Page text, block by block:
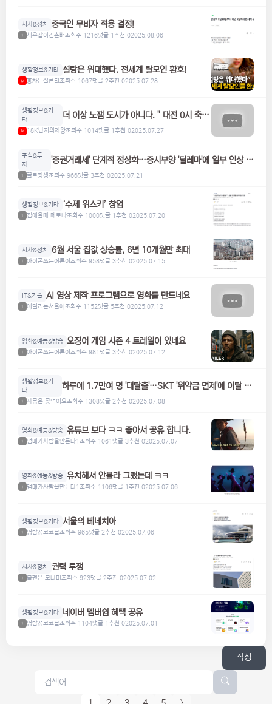
시사&정치 중국인 무비자 적용 결정!
1 새우잡이김춘배조회수 1216댓글 1추천 02025.08.06
생활정보&기타 설탕은 위대했다. 전세계 탈모인 환호!
M 홍차는실론티조회수 1067댓글 2추천 02025.07.28
생활정보&기
타
더 이상 노잼 도시가 아니다. " 대전 0시 축
M 18K반지의제왕조회수 1014댓글 1추천 02025.07.27
주식&투
자
'증권거래세' 단계적 정상화…증시부양 '딜레마'에 일부 인상 검
1 꿀로장생조회수 966댓글 3추천 02025.07.21
생활정보&기타 ‘수제 위스키’ 창업
1 집에올때 메로나조회수 1000댓글 1추천 02025.07.20
시사&정치 6월 서울 집값 상승률, 6년 10개월만 최대
1 아이폰쓰는어른이 조회수 958댓글 3추천 02025.07.15
IT&기술 AI 영상 제작 프로그램으로 영화를 만드네요
1 에밀리는서울에 조회수 1152댓글 5추천 02025.07.12
영화&예능&방송 오징어 게임 시즌 4 트레일이 있네요
1 아이폰쓰는어른이 조회수 981댓글 3추천 02025.07.12
생활정보&기
타
하루에 1.7만여 명 '대탈출'…SKT '위약금 면제'에 이탈 급
1 자몽은 못먹어요조회수 1308댓글 2추천 02025.07.08
영화&예능&방송 유튜브 보다 ㅋㅋ 좋아서 공유 합니다.
1 맴매가사람을만든다1조회수 1061댓글 3추천 02025.07.07
영화&예능&방송 유치해서 안볼라 그랬는데 ㅋㅋ
1 맴매가사람을만든다1조회수 1106댓글 1추천 02025.07.06
생활정보&기타 서울의 베네치아
1 명탐정코코볼조회수 965댓글 2추천 02025.07.06
시사&정치 권력 투쟁
1 볼펜은 모나미 조회수 923댓글 2추천 02025.07.02
생활정보&기타 네이버 멤버쉽 혜택 공유
1 명탐정코코볼조회수 1104댓글 1추천 02025.07.01
작성